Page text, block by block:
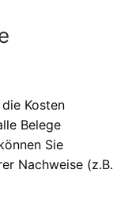
Kosten
Belege
Sie
Nachweise (z.B.